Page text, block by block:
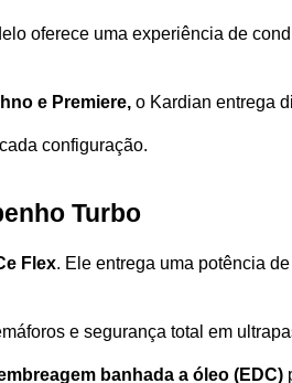
oferece uma experiência de
e Premiere, o Kardian entrega
configuração.
Turbo
Flex. Ele entrega uma potência de
e segurança total em
banhada a óleo (EDC)